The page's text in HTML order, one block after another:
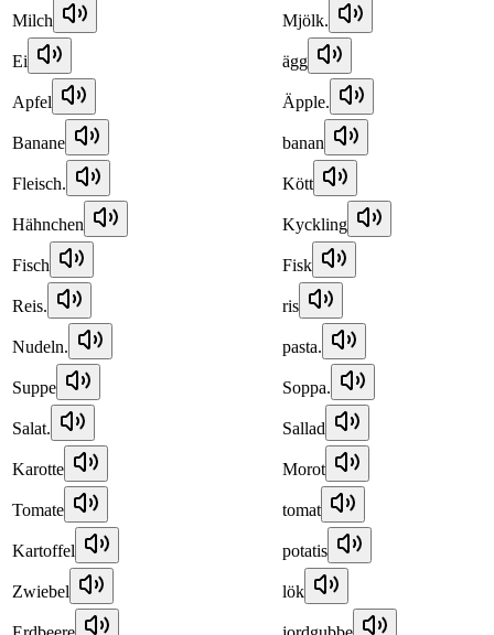
Milch Mjölk.
Ei ägg
Apfel Äpple.
Banane banan
Fleisch. Kött
Hähnchen Kyckling
Fisch Fisk
Reis. ris
Nudeln. pasta.
Suppe Soppa.
Salat. Sallad
Karotte Morot
Tomate tomat
Kartoffel potatis
Zwiebel lök